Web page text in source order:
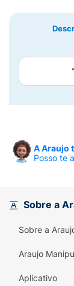
A Araujo
Posso te
Sobre a
Sobre a
Araujo
Aplicativo